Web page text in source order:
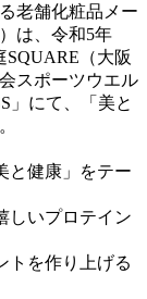
老舗化粧品メー
は、令和5年
SQUARE（大阪
スポーツウエル
」にて、「美と
と健康」をテー
しいプロテイン
トを作り上げる